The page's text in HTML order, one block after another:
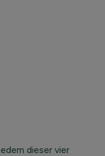
dieser vier